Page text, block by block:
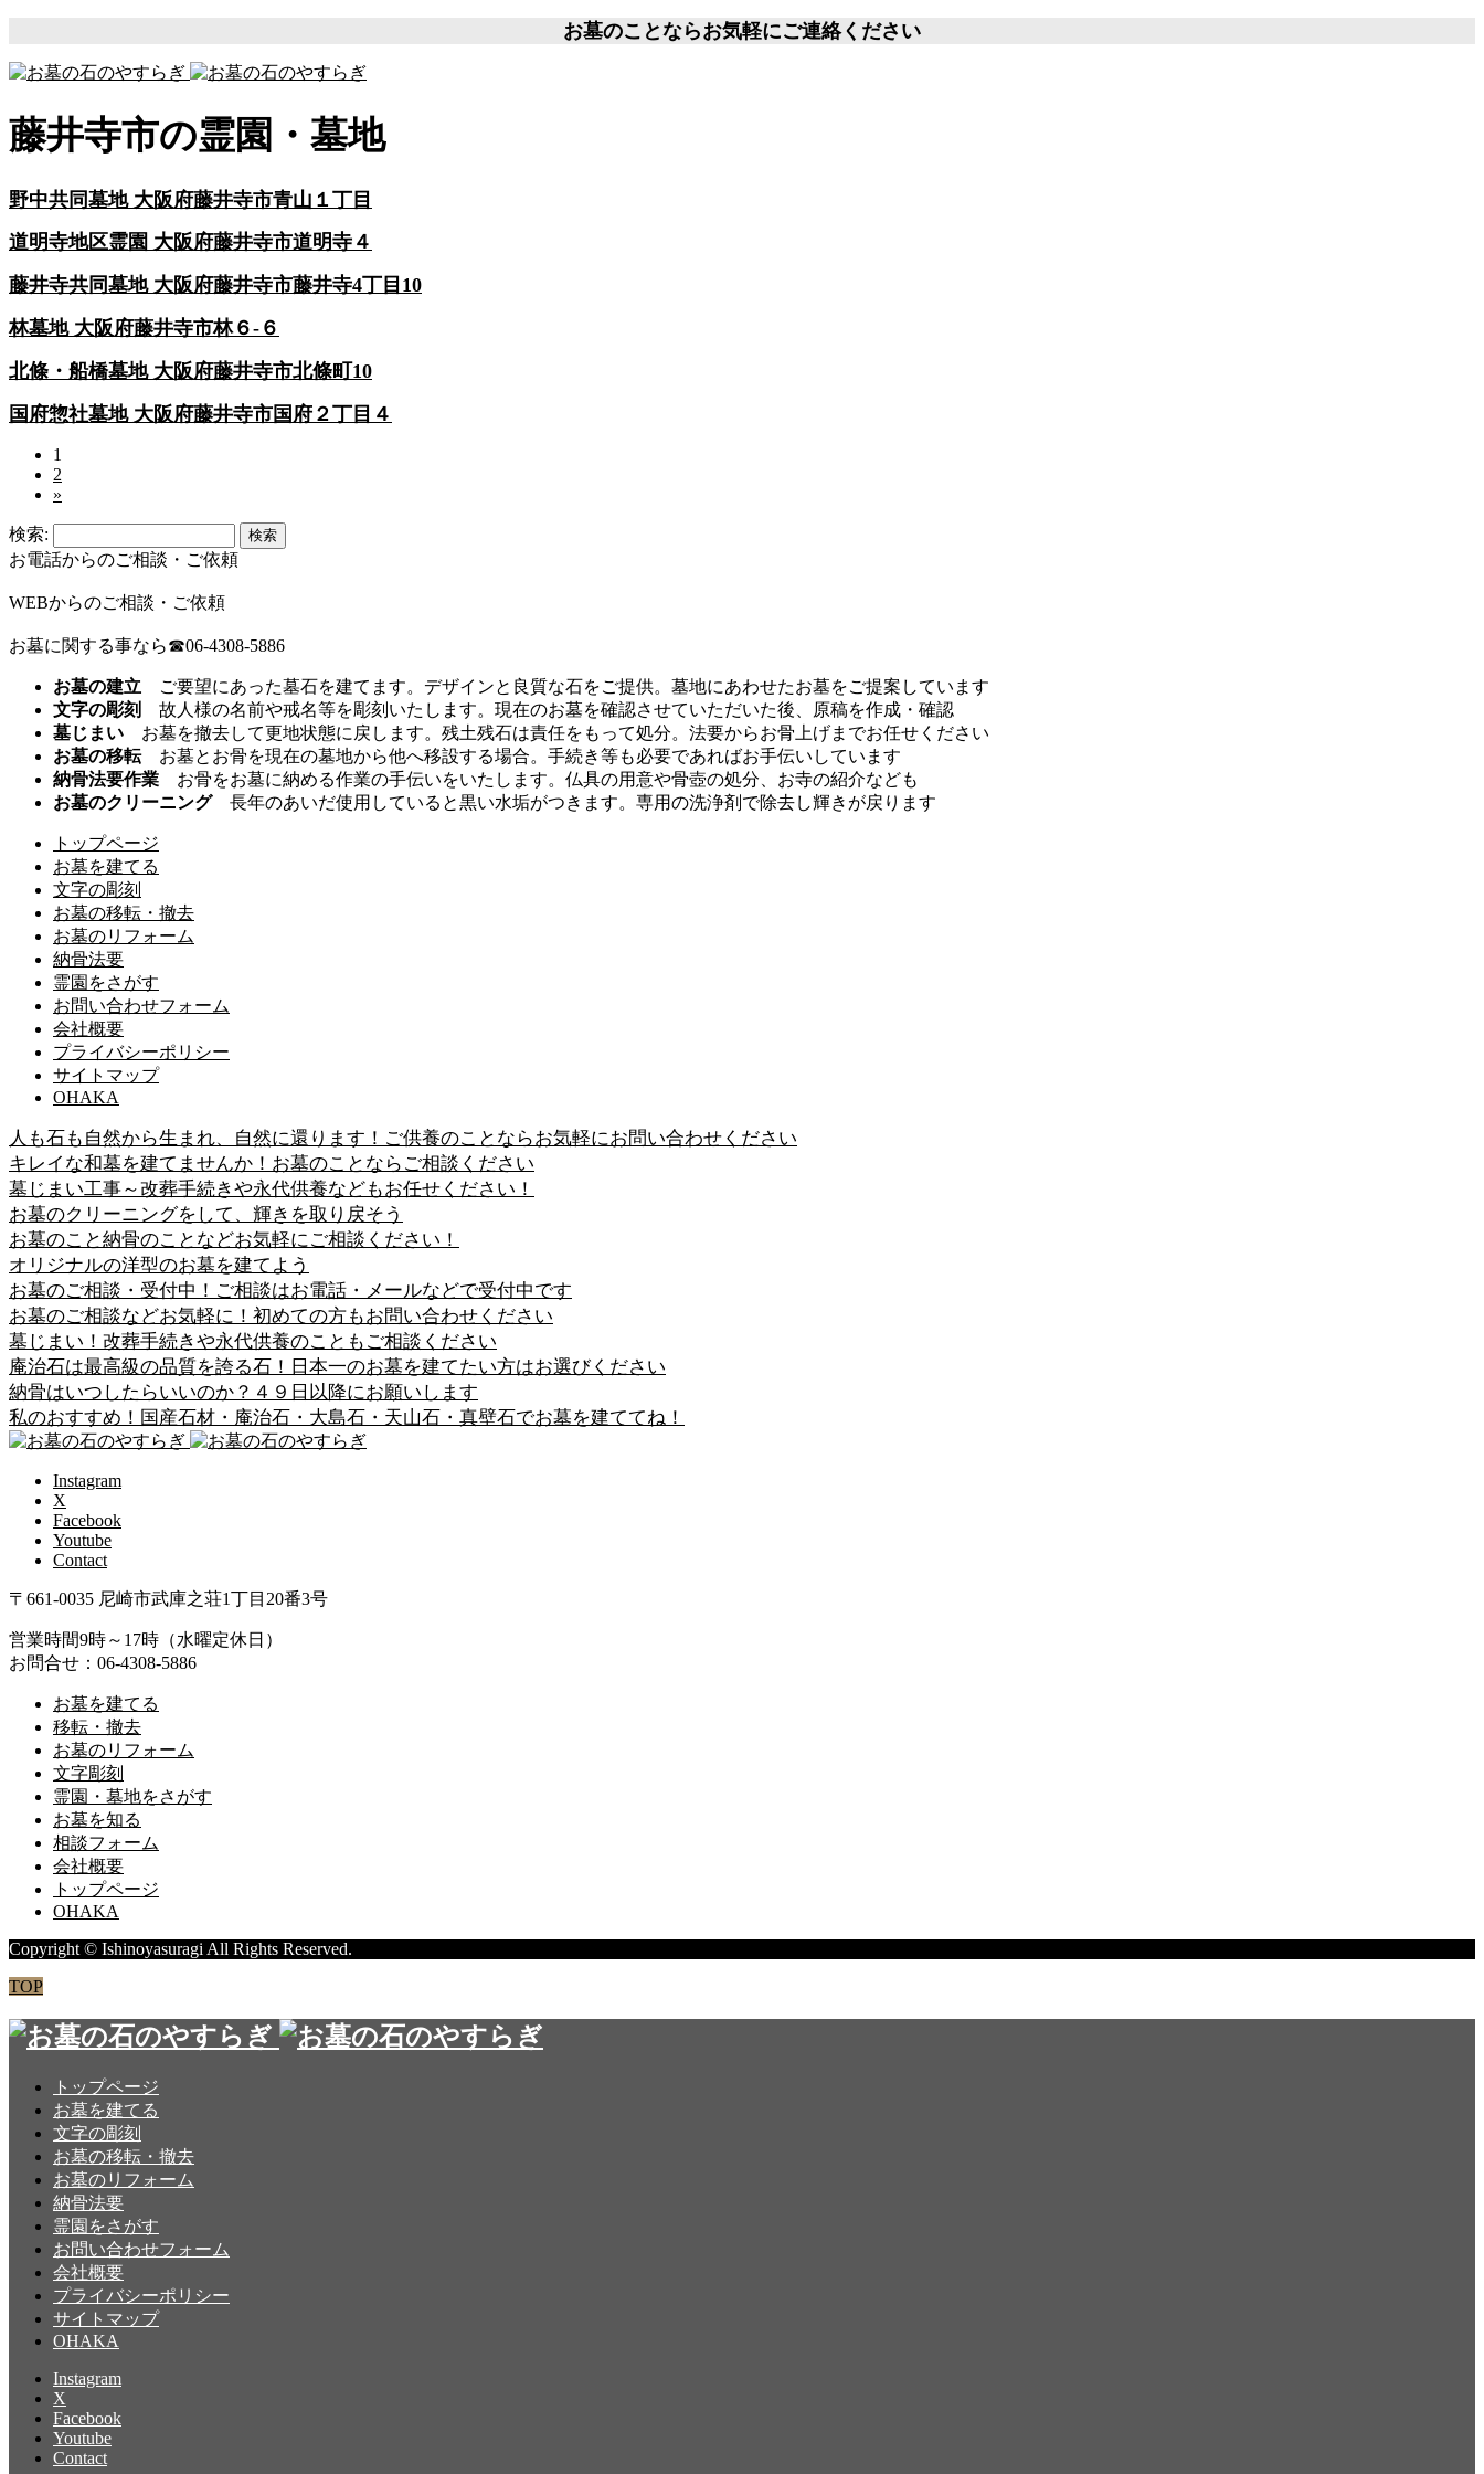
お墓のことならお気軽にご連絡ください
藤井寺市の霊園・墓地
野中共同墓地 大阪府藤井寺市青山１丁目
道明寺地区霊園 大阪府藤井寺市道明寺４
藤井寺共同墓地 大阪府藤井寺市藤井寺4丁目10
林墓地 大阪府藤井寺市林６-６
北條・船橋墓地 大阪府藤井寺市北條町10
国府惣社墓地 大阪府藤井寺市国府２丁目４
1
2
»
検索:
お電話からのご相談・ご依頼
WEBからのご相談・ご依頼
お墓に関する事なら☎06-4308-5886
お墓の建立 ご要望にあった墓石を建てます。デザインと良質な石をご提供。墓地にあわせたお墓をご提案しています
文字の彫刻
故人様の名前や戒名等を彫刻いたします。現在のお墓を確認させていただいた後、原稿を作成・確認
墓じまい お墓を撤去して更地状態に戻します。残土残石は責任をもって処分。法要からお骨上げまでお任せください
お墓の移転お墓とお骨を現在の墓地から他へ移設する場合。手続き等も必要であればお手伝いしています
納骨法要作業 お骨をお墓に納める作業の手伝いをいたします。仏具の用意や骨壺の処分、お寺の紹介なども
お墓のクリーニング長年のあいだ使用していると黒い水垢がつきます。専用の洗浄剤で除去し輝きが戻ります
トップページ
お墓を建てる
文字の彫刻
お墓の移転・撤去
お墓のリフォーム
納骨法要
霊園をさがす
お問い合わせフォーム
会社概要
プライバシーポリシー
サイトマップ
OHAKA
人も石も自然から生まれ、自然に還ります！ご供養のことならお気軽にお問い合わせください
キレイな和墓を建てませんか！お墓のことならご相談ください
墓じまい工事～改葬手続きや永代供養などもお任せください！
お墓のクリーニングをして、輝きを取り戻そう
お墓のこと納骨のことなどお気軽にご相談ください！
オリジナルの洋型のお墓を建てよう
お墓のご相談・受付中！ご相談はお電話・メールなどで受付中です
お墓のご相談などお気軽に！初めての方もお問い合わせください
墓じまい！改葬手続きや永代供養のこともご相談ください
庵治石は最高級の品質を誇る石！日本一のお墓を建てたい方はお選びください
納骨はいつしたらいいのか？４９日以降にお願いします
私のおすすめ！国産石材・庵治石・大島石・天山石・真壁石でお墓を建ててね！
Instagram
X
Facebook
Youtube
Contact
〒661-0035 尼崎市武庫之荘1丁目20番3号
営業時間9時～17時（水曜定休日）
お問合せ：06-4308-5886
お墓を建てる
移転・撤去
お墓のリフォーム
文字彫刻
霊園・墓地をさがす
お墓を知る
相談フォーム
会社概要
トップページ
OHAKA
Copyright © Ishinoyasuragi All Rights Reserved.
TOP
トップページ
お墓を建てる
文字の彫刻
お墓の移転・撤去
お墓のリフォーム
納骨法要
霊園をさがす
お問い合わせフォーム
会社概要
プライバシーポリシー
サイトマップ
OHAKA
Instagram
X
Facebook
Youtube
Contact